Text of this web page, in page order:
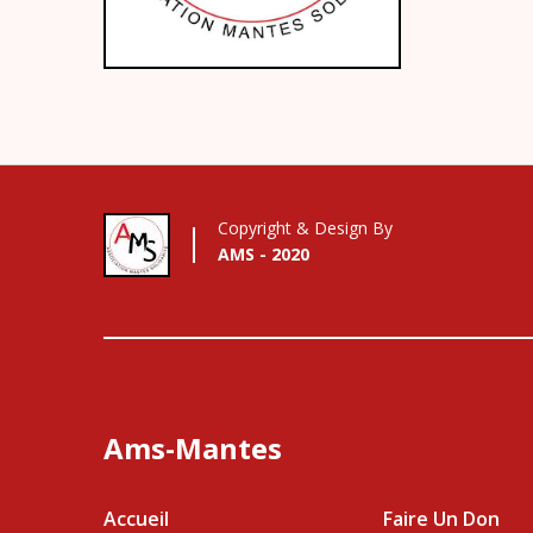
Copyright & Design By
AMS - 2020
Ams-Mantes
Accueil Faire Un Don